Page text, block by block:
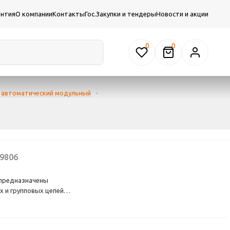
О компанииКонтактыГос.Закупки и тендерыНовости и акции
0
модульный
-
и групповых цепей
замыкания.